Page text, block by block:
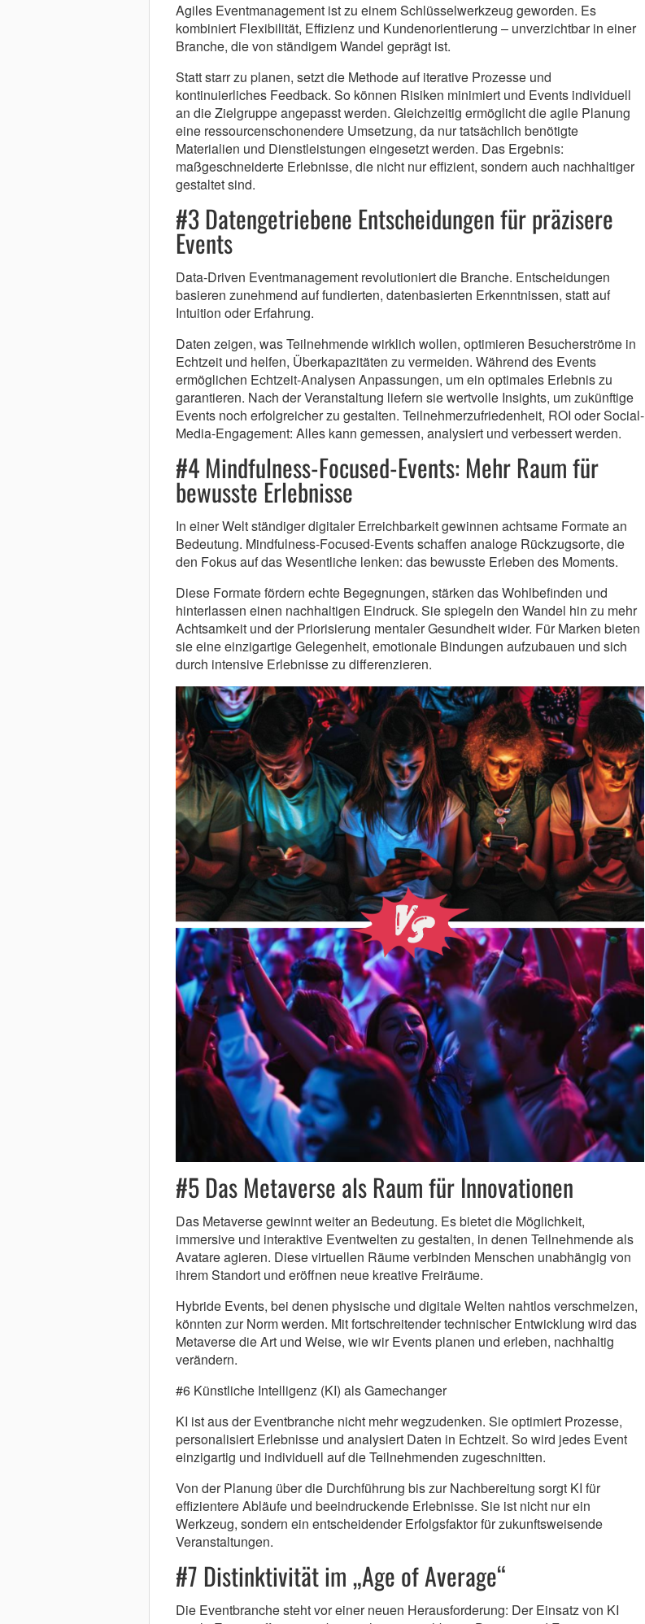
Agiles Eventmanagement ist zu einem Schlüsselwerkzeug geworden. Es
kombiniert Flexibilität, Effizienz und Kundenorientierung – unverzichtbar in einer
Branche, die von ständigem Wandel geprägt ist.
Statt starr zu planen, setzt die Methode auf iterative Prozesse und
kontinuierliches Feedback. So können Risiken minimiert und Events individuell
an die Zielgruppe angepasst werden. Gleichzeitig ermöglicht die agile Planung
eine ressourcenschonendere Umsetzung, da nur tatsächlich benötigte
Materialien und Dienstleistungen eingesetzt werden. Das Ergebnis:
maßgeschneiderte Erlebnisse, die nicht nur effizient, sondern auch nachhaltiger
gestaltet sind.
#3 Datengetriebene Entscheidungen für präzisere
Events
Data-Driven Eventmanagement revolutioniert die Branche. Entscheidungen
basieren zunehmend auf fundierten, datenbasierten Erkenntnissen, statt auf
Intuition oder Erfahrung.
Daten zeigen, was Teilnehmende wirklich wollen, optimieren Besucherströme in
Echtzeit und helfen, Überkapazitäten zu vermeiden. Während des Events
ermöglichen Echtzeit-Analysen Anpassungen, um ein optimales Erlebnis zu
garantieren. Nach der Veranstaltung liefern sie wertvolle Insights, um zukünftige
Events noch erfolgreicher zu gestalten. Teilnehmerzufriedenheit, ROI oder Social-
Media-Engagement: Alles kann gemessen, analysiert und verbessert werden.
#4 Mindfulness-Focused-Events: Mehr Raum für
bewusste Erlebnisse
In einer Welt ständiger digitaler Erreichbarkeit gewinnen achtsame Formate an
Bedeutung. Mindfulness-Focused-Events schaffen analoge Rückzugsorte, die
den Fokus auf das Wesentliche lenken: das bewusste Erleben des Moments.
Diese Formate fördern echte Begegnungen, stärken das Wohlbefinden und
hinterlassen einen nachhaltigen Eindruck. Sie spiegeln den Wandel hin zu mehr
Achtsamkeit und der Priorisierung mentaler Gesundheit wider. Für Marken bieten
sie eine einzigartige Gelegenheit, emotionale Bindungen aufzubauen und sich
durch intensive Erlebnisse zu differenzieren.
#5 Das Metaverse als Raum für Innovationen
Das Metaverse gewinnt weiter an Bedeutung. Es bietet die Möglichkeit,
immersive und interaktive Eventwelten zu gestalten, in denen Teilnehmende als
Avatare agieren. Diese virtuellen Räume verbinden Menschen unabhängig von
ihrem Standort und eröffnen neue kreative Freiräume.
Hybride Events, bei denen physische und digitale Welten nahtlos verschmelzen,
könnten zur Norm werden. Mit fortschreitender technischer Entwicklung wird das
Metaverse die Art und Weise, wie wir Events planen und erleben, nachhaltig
verändern.
#6 Künstliche Intelligenz (KI) als Gamechanger
KI ist aus der Eventbranche nicht mehr wegzudenken. Sie optimiert Prozesse,
personalisiert Erlebnisse und analysiert Daten in Echtzeit. So wird jedes Event
einzigartig und individuell auf die Teilnehmenden zugeschnitten.
Von der Planung über die Durchführung bis zur Nachbereitung sorgt KI für
effizientere Abläufe und beeindruckende Erlebnisse. Sie ist nicht nur ein
Werkzeug, sondern ein entscheidender Erfolgsfaktor für zukunftsweisende
Veranstaltungen.
#7 Distinktivität im „Age of Average“
Die Eventbranche steht vor einer neuen Herausforderung: Der Einsatz von KI